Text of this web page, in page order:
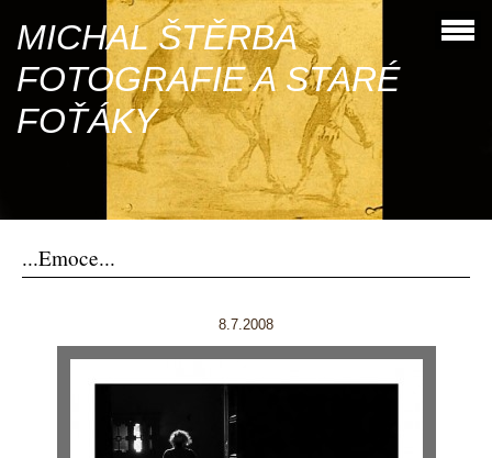
MICHAL ŠTĚRBA
FOTOGRAFIE A STARÉ
FOŤÁKY
...Emoce...
8.7.2008